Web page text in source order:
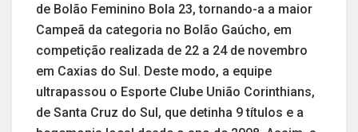
de Bolão Feminino Bola 23, tornando-a a maior
Campeã da categoria no Bolão Gaúcho, em
competição realizada de 22 a 24 de novembro
em Caxias do Sul. Deste modo, a equipe
ultrapassou o Esporte Clube União Corinthians,
de Santa Cruz do Sul, que detinha 9 títulos e a